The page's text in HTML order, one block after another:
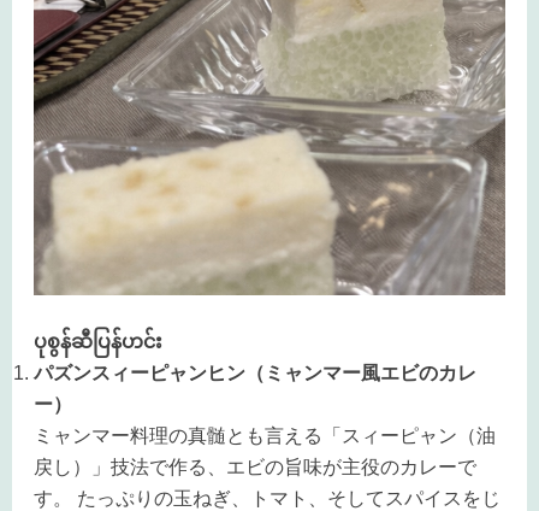
ပုစွန်ဆီပြန်ဟင်း
パズンスィーピャンヒン（ミャンマー風エビのカレ
ー）
ミャンマー料理の真髄とも言える「スィーピャン（油
戻し）」技法で作る、エビの旨味が主役のカレーで
す。 たっぷりの玉ねぎ、トマト、そしてスパイスをじ